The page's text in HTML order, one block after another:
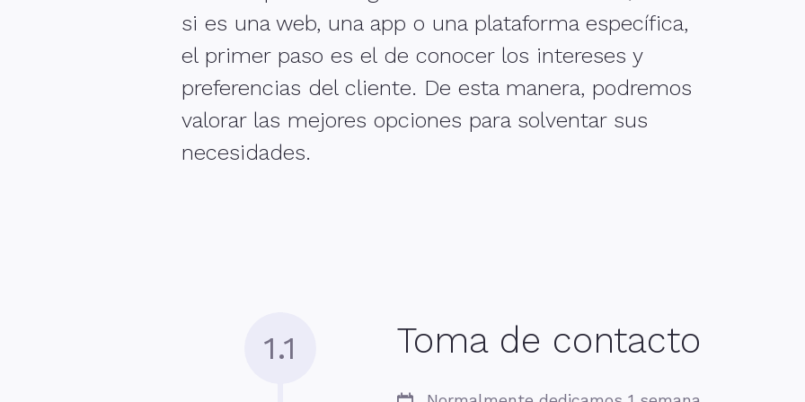
si es una web, una app o una plataforma específica,
el primer paso es el de conocer los intereses y
preferencias del cliente. De esta manera, podremos
valorar las mejores opciones para solventar sus
necesidades.
Toma de contacto